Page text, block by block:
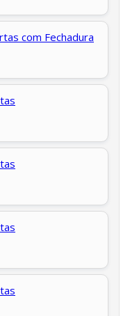
com Fechadura